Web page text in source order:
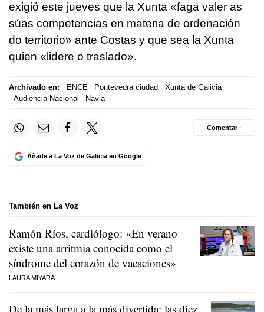
exigió este jueves que la Xunta «faga valer as
súas competencias en materia de ordenación
do territorio» ante Costas y que sea la Xunta
quien «lidere o traslado».
Archivado en: ENCE Pontevedra ciudad
Xunta de Galicia
Audiencia Nacional
Navia
Añade a La Voz de Galicia en Google
Comentar ·
También en La Voz
Ramón Ríos, cardiólogo: «En verano
existe una arritmia conocida como el
síndrome del corazón de vacaciones»
LAURA MIYARA
De la más larga a la más divertida: las diez